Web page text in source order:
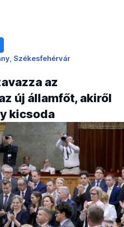
Székesfehérvár
az
új államfőt, akiről
kicsoda